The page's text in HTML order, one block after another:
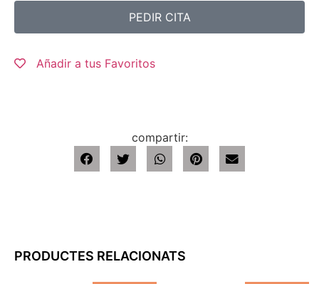
PEDIR CITA
Añadir a tus Favoritos
compartir:
PRODUCTES RELACIONATS